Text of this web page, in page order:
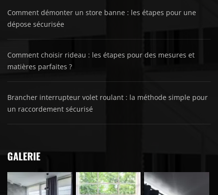
Comment démonter un store banne : les étapes pour une
dépose sécurisée
Comment choisir rideau : les étapes pour des mesures et
matières parfaites ?
Brancher interrupteur volet roulant : la méthode simple pour
un raccordement sécurisé
GALERIE